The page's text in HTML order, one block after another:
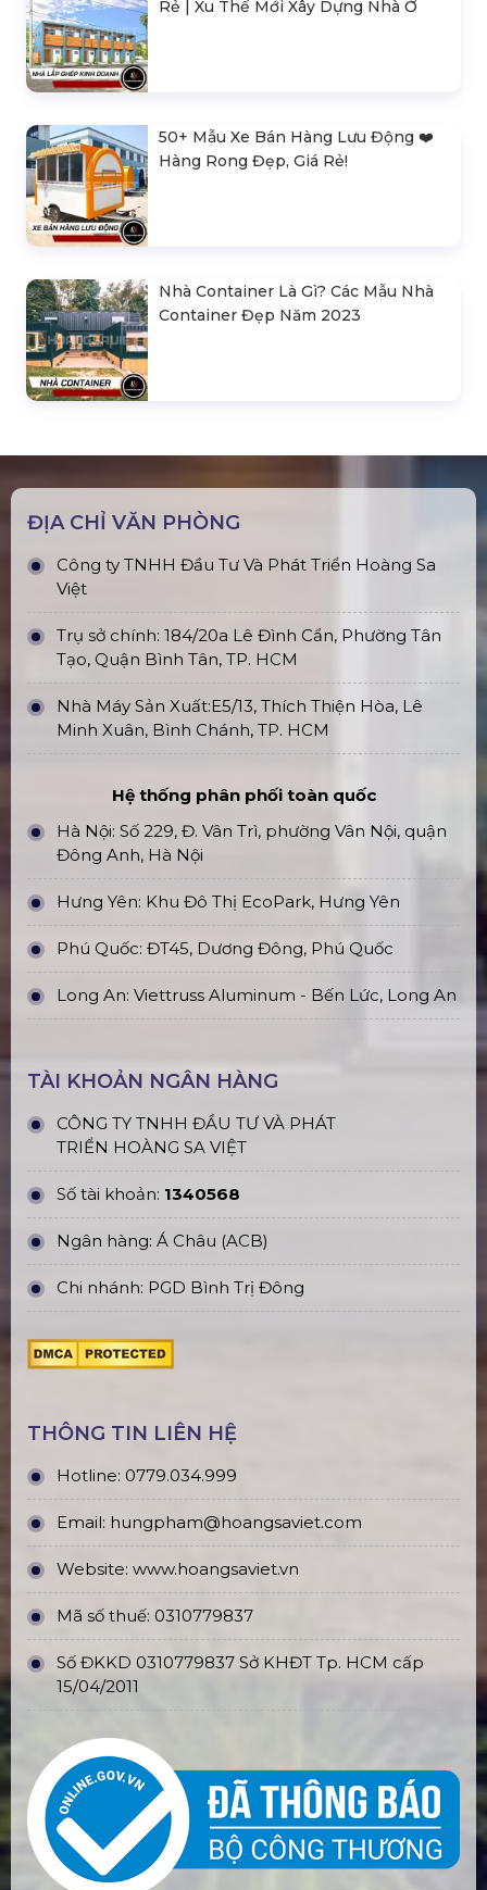
Rẻ | Xu Thế Mới Xây Dựng Nhà Ở
50+ Mẫu Xe Bán Hàng Lưu Động ❤️️
Hàng Rong Đẹp, Giá Rẻ!
Nhà Container Là Gì? Các Mẫu Nhà
Container Đẹp Năm 2023
ĐỊA CHỈ VĂN PHÒNG
Công ty TNHH Đầu Tư Và Phát Triển Hoàng Sa
Việt
Trụ sở chính: 184/20a Lê Đình Cẩn, Phường Tân
Tạo, Quận Bình Tân, TP. HCM
Nhà Máy Sản Xuất:E5/13, Thích Thiện Hòa, Lê
Minh Xuân, Bình Chánh, TP. HCM
Hệ thống phân phối toàn quốc
Hà Nội: Số 229, Đ. Vân Trì, phường Vân Nội, quận
Đông Anh, Hà Nội
Hưng Yên: Khu Đô Thị EcoPark, Hưng Yên
Phú Quốc: ĐT45, Dương Đông, Phú Quốc
Long An: Viettruss Aluminum - Bến Lức, Long An
TÀI KHOẢN NGÂN HÀNG
CÔNG TY TNHH ĐẦU TƯ VÀ PHÁT
TRIỂN HOÀNG SA VIỆT
Số tài khoản: 1340568
Ngân hàng: Á Châu (ACB)
Chi nhánh: PGD Bình Trị Đông
THÔNG TIN LIÊN HỆ
Hotline: 0779.034.999
Email: hungpham@hoangsaviet.com
Website: www.hoangsaviet.vn
Mã số thuế: 0310779837
Số ĐKKD 0310779837 Sở KHĐT Tp. HCM cấp
15/04/2011